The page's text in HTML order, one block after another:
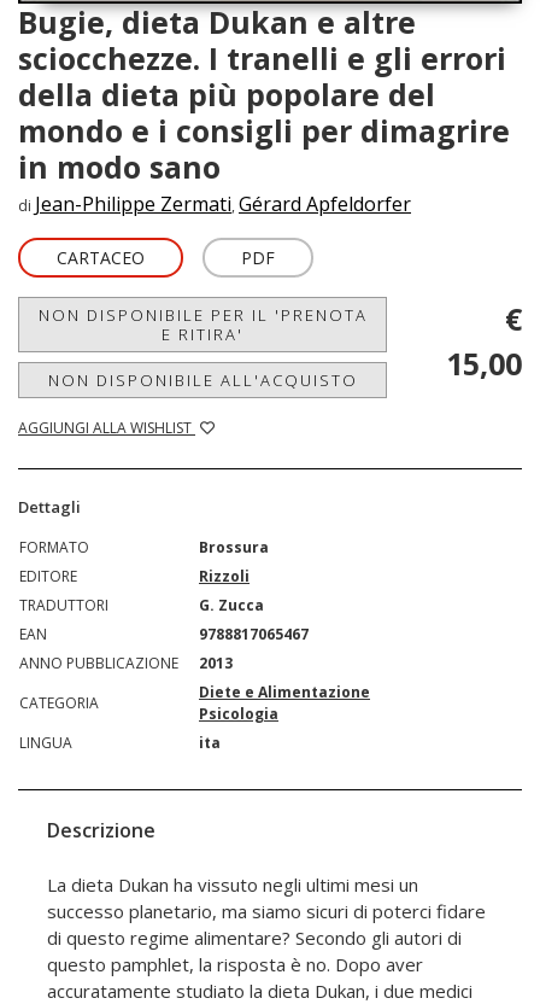
Bugie, dieta Dukan e altre
sciocchezze. I tranelli e gli errori
della dieta più popolare del
mondo e i consigli per dimagrire
in modo sano
di Jean-Philippe Zermati, Gérard Apfeldorfer
CARTACEO PDF
NON DISPONIBILE PER IL 'PRENOTA
E RITIRA'
NON DISPONIBILE ALL'ACQUISTO
AGGIUNGI ALLA WISHLIST
€
15,00
Dettagli
FORMATO
Brossura
EDITORE
Rizzoli
TRADUTTORI
G. Zucca
EAN
9788817065467
ANNO PUBBLICAZIONE
2013
CATEGORIA
Diete e Alimentazione
Psicologia
LINGUA
ita
Descrizione
La dieta Dukan ha vissuto negli ultimi mesi un
successo planetario, ma siamo sicuri di poterci fidare
di questo regime alimentare? Secondo gli autori di
questo pamphlet, la risposta è no. Dopo aver
accuratamente studiato la dieta Dukan, i due medici